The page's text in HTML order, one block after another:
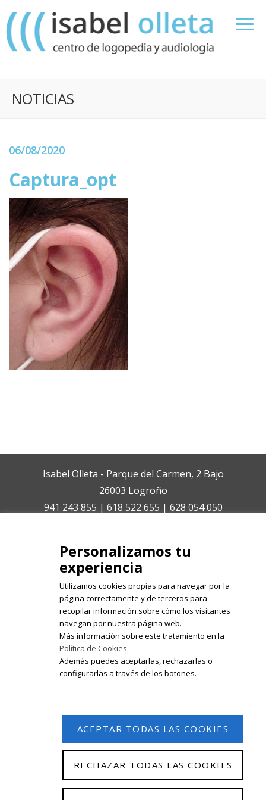
NOTICIAS
06/08/2020
Captura_opt
Isabel Olleta - Parque del Carmen, 2 Bajo
26003 Logroño
941 243 855 | 618 522 655 | 628 054 050
Registrate en nuestro boletín de
noticias
© 2026 Isabel Olleta. Todos los derechos reservados.
Personalizamos tu
experiencia
Utilizamos cookies propias para navegar por la
página correctamente y de terceros para
recopilar información sobre cómo los visitantes
navegan por nuestra página web.
Más información sobre este tratamiento en la
Política de Cookies.
Además puedes aceptarlas, rechazarlas o
configurarlas a través de los botones.
ACEPTAR TODAS LAS COOKIES
RECHAZAR TODAS LAS COOKIES